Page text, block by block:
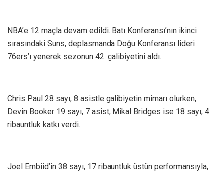
NBA’e 12 maçla devam edildi. Batı Konferansı’nın ikinci
sırasındaki Suns, deplasmanda Doğu Konferansı lideri
76ers’ı yenerek sezonun 42. galibiyetini aldı.
Chris Paul 28 sayı, 8 asistle galibiyetin mimarı olurken,
Devin Booker 19 sayı, 7 asist, Mikal Bridges ise 18 sayı, 4
ribauntluk katkı verdi.
Joel Embiid’in 38 sayı, 17 ribauntluk üstün performansıyla,